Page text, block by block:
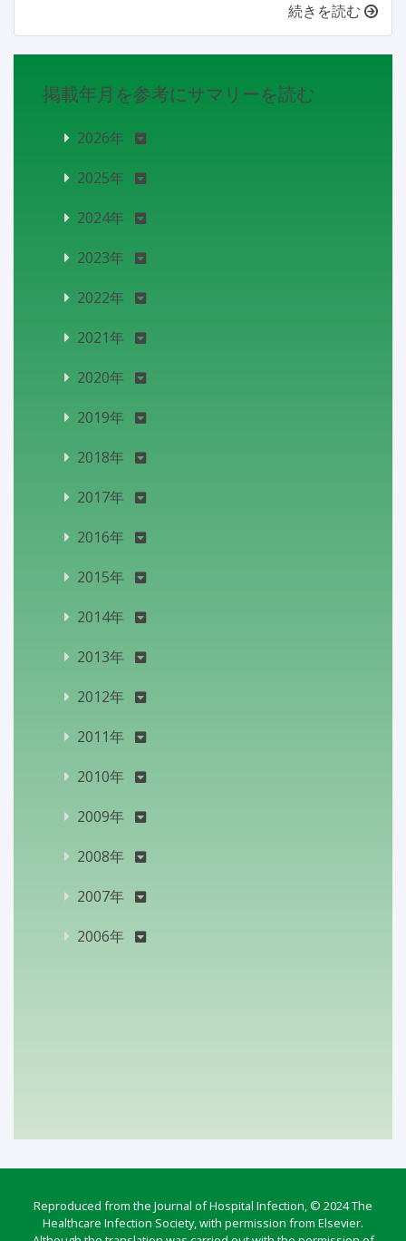
続きを読む
掲載年月を参考にサマリーを読む
2026年
2025年
2024年
2023年
2022年
2021年
2020年
2019年
2018年
2017年
2016年
2015年
2014年
2013年
2012年
2011年
2010年
2009年
2008年
2007年
2006年
Reproduced from the Journal of Hospital Infection, © 2024 The
Healthcare Infection Society, with permission from Elsevier.